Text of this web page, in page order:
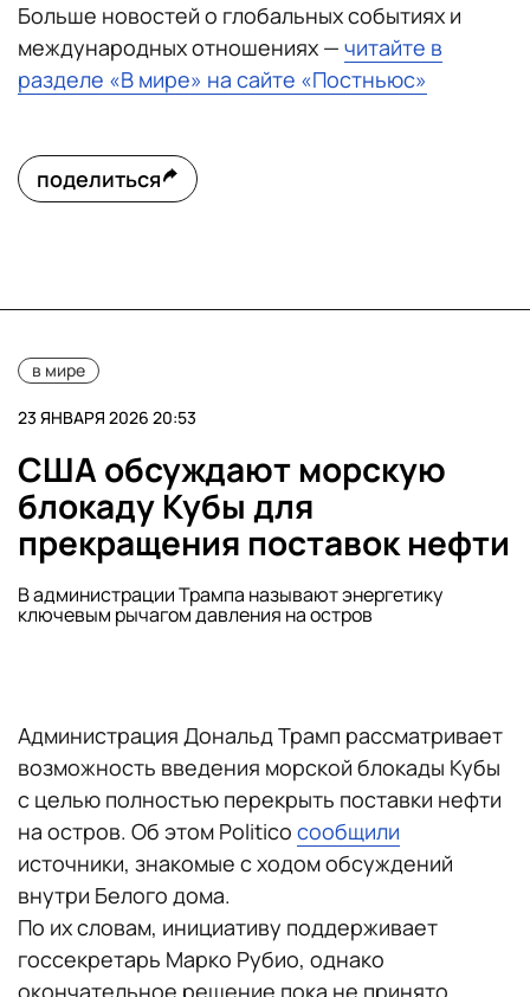
Больше новостей о глобальных событиях и
международных отношениях — читайте в
разделе «В мире» на сайте «Постньюс»
поделиться
в мире
23 ЯНВАРЯ 2026 20:53
США обсуждают морскую
блокаду Кубы для
прекращения поставок нефти
В администрации Трампа называют энергетику
ключевым рычагом давления на остров
Администрация Дональд Трамп рассматривает
возможность введения морской блокады Кубы
с целью полностью перекрыть поставки нефти
на остров. Об этом Politico сообщили
источники, знакомые с ходом обсуждений
внутри Белого дома.
По их словам, инициативу поддерживает
госсекретарь Марко Рубио, однако
окончательное решение пока не принято.